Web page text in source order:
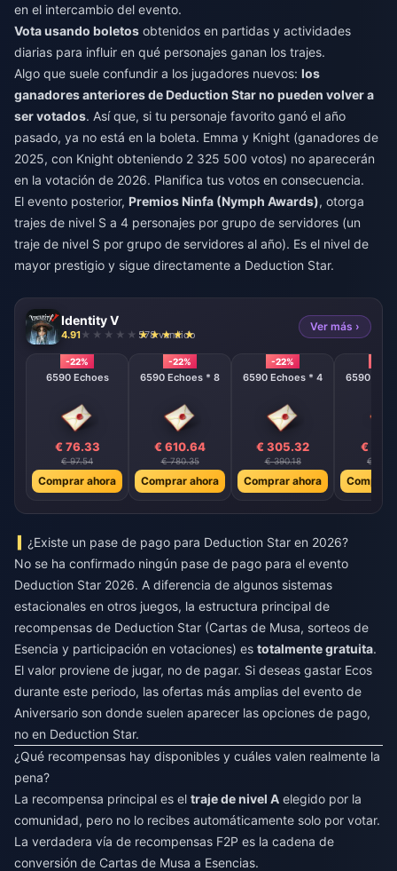
en el intercambio del evento.
Vota usando boletos obtenidos en partidas y actividades
diarias para influir en qué personajes ganan los trajes.
Algo que suele confundir a los jugadores nuevos: los
ganadores anteriores de Deduction Star no pueden volver a
ser votados. Así que, si tu personaje favorito ganó el año
pasado, ya no está en la boleta. Emma y Knight (ganadores de
2025, con Knight obteniendo 2 325 500 votos) no aparecerán
en la votación de 2026. Planifica tus votos en consecuencia.
El evento posterior, Premios Ninfa (Nymph Awards), otorga
trajes de nivel S a 4 personajes por grupo de servidores (un
traje de nivel S por grupo de servidores al año). Es el nivel de
mayor prestigio y sigue directamente a Deduction Star.
Identity V
4.91 578 vendido
Ver más ›
-22%
6590 Echoes
€ 76.33
€ 97.54
Comprar ahora
-22%
6590 Echoes * 8
€ 610.64
€ 780.35
Comprar ahora
-22%
6590 Echoes * 4
€ 305.32
€ 390.18
Comprar ahora
6590
€
€
Comprar
¿Existe un pase de pago para Deduction Star en 2026?
No se ha confirmado ningún pase de pago para el evento
Deduction Star 2026. A diferencia de algunos sistemas
estacionales en otros juegos, la estructura principal de
recompensas de Deduction Star (Cartas de Musa, sorteos de
Esencia y participación en votaciones) es totalmente gratuita.
El valor proviene de jugar, no de pagar. Si deseas gastar Ecos
durante este periodo, las ofertas más amplias del evento de
Aniversario son donde suelen aparecer las opciones de pago,
no en Deduction Star.
¿Qué recompensas hay disponibles y cuáles valen realmente la
pena?
La recompensa principal es el traje de nivel A elegido por la
comunidad, pero no lo recibes automáticamente solo por votar.
La verdadera vía de recompensas F2P es la cadena de
conversión de Cartas de Musa a Esencias.